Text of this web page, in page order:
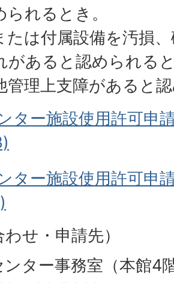
られるとき。
たは付属設備を汚損
があると認められる
管理上支障があると
ター施設使用許可申
ター施設使用許可申
わせ・申請先）
ター事務室（本館4